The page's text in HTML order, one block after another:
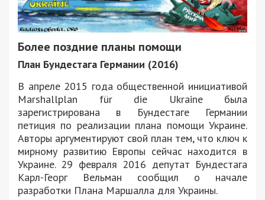
Более поздние планы помощи
План Бундестага Германии (2016)
В апреле 2015 года общественной инициативой
Marshallplan für die Ukraine была
зарегистрирована в Бундестаге Германии
петиция по реализации плана помощи Украине.
Авторы аргументируют свой план тем, что ключ к
мирному развитию Европы сейчас находится в
Украине. 29 февраля 2016 депутат Бундестага
Карл-Георг Вельман сообщил о начале
разработки Плана Маршалла для Украины.